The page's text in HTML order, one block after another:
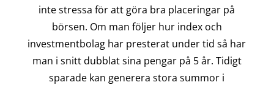
inte stressa för att göra bra placeringar på
börsen. Om man följer hur index och
investmentbolag har presterat under tid så har
man i snitt dubblat sina pengar på 5 år. Tidigt
sparade kan generera stora summor i